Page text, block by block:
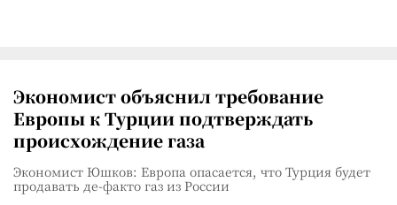
Экономист объяснил требование
Европы к Турции подтверждать
происхождение газа
Экономист Юшков: Европа опасается, что Турция будет
продавать де-факто газ из России